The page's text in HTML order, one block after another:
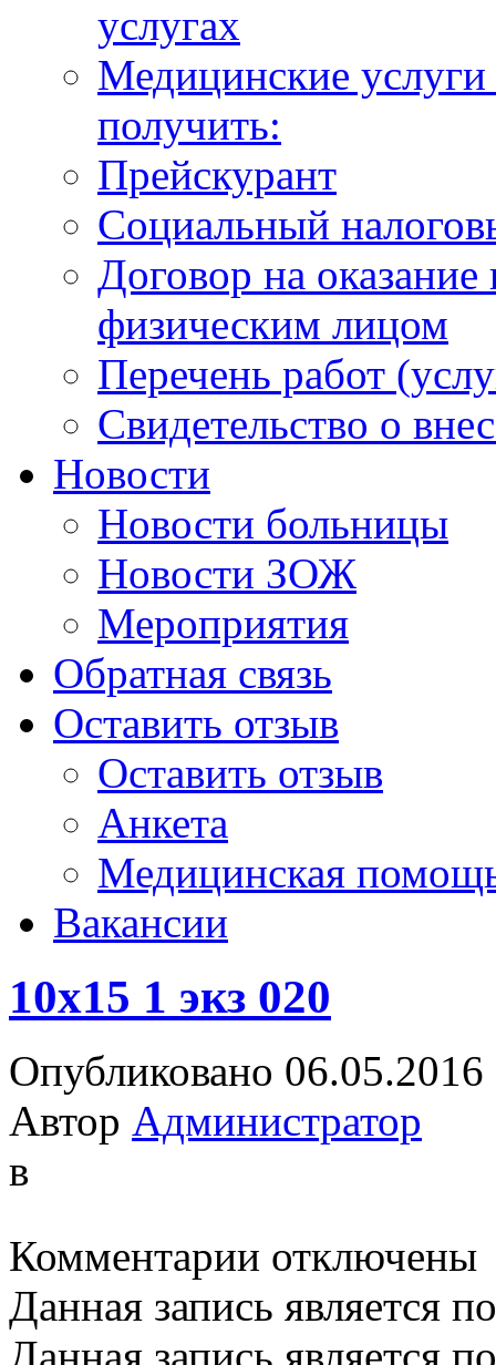
услугах
Медицинские
получить:
Прейскурант
Социальный
Договор на
физическим лицом
Перечень работ
Свидетельство о
Новости
Новости больницы
Новости ЗОЖ
Мероприятия
Обратная связь
Оставить отзыв
Оставить отзыв
Анкета
Медицинская
Вакансии
10х15 1 экз 020
Опубликовано 06.05.2016
Автор Администратор
в
Комментарии записи
1
экз
отключены
Данная запись является
Данная запись является